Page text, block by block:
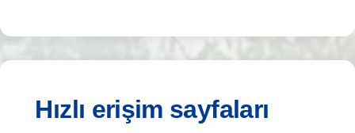
Hızlı erişim sayfaları